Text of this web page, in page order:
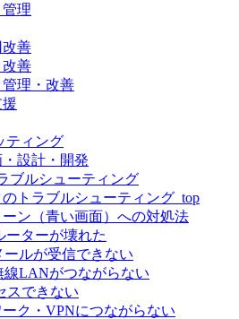
理
改善
改善
理・改善
ティング
設計・開発
ブルシューティング
トラブルシューティング_top
ン（青い画面）への対処法
ーターが壊れた
ルが受信できない
LANがつながらない
スできない
ク・VPNにつながらない